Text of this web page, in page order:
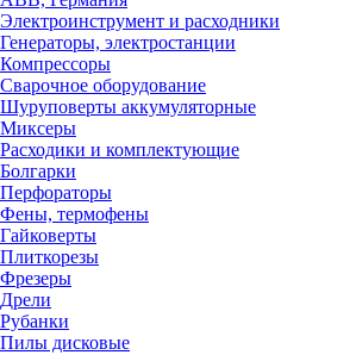
Электроинструмент и расходники
Генераторы, электростанции
Компрессоры
Сварочное оборудование
Шуруповерты аккумуляторные
Миксеры
Расходики и комплектующие
Болгарки
Перфораторы
Фены, термофены
Гайковерты
Плиткорезы
Фрезеры
Дрели
Рубанки
Пилы дисковые